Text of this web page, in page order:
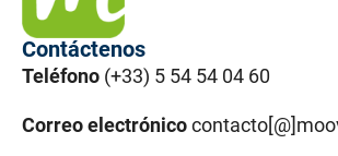
Contáctenos
Teléfono (+33) 5 54 54 04 60
Correo electrónico